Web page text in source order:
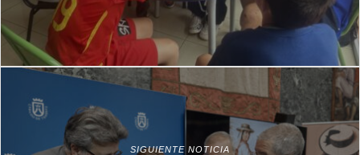
SIGUIENTE NOTICIA